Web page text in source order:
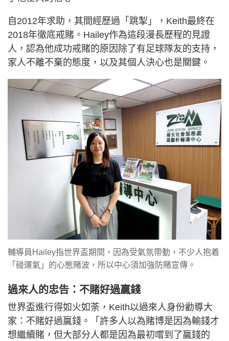
自2012年求助，其間經歷過「跳掣」，Keith最終在
2018年徹底戒賭。Hailey作為這段漫長歷程的見證
人，認為他成功戒賭的原因除了有足球隊友的支持，
家人不離不棄的態度，以及其個人決心也是關鍵。
輔導員Hailey指世界盃期間，因為受氣氛帶動，不少人抱着
「碰運氣」的心態賭波，所以中心須加強防賭宣傳。
過來人的忠告：不賭好過贏錢
世界盃進行得如火如荼，Keith以過來人身份勸導大
家：不賭好過贏錢。「許多人以為賭博是因為輸錢才
想繼續賭，但大部分人都是因為最初嚐到了贏錢的